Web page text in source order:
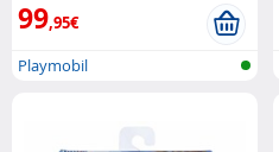
99,95€
Playmobil